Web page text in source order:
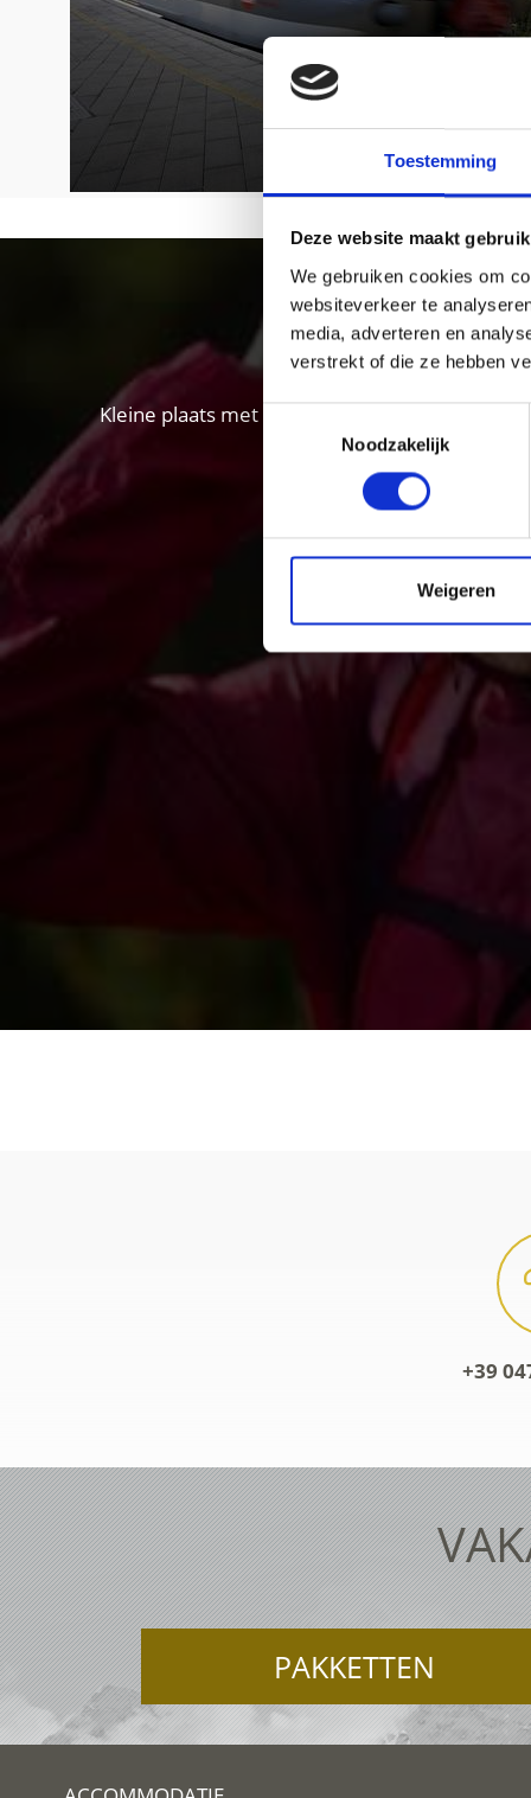
Toestemming
Deze website maakt
We gebruiken cookies om
websiteverkeer te
media, adverteren en
verstrekt of die ze hebben
Noodzakelijk
Weigeren
Kleine plaats met grote onontdekte schatten:
+39
PAKKETTEN